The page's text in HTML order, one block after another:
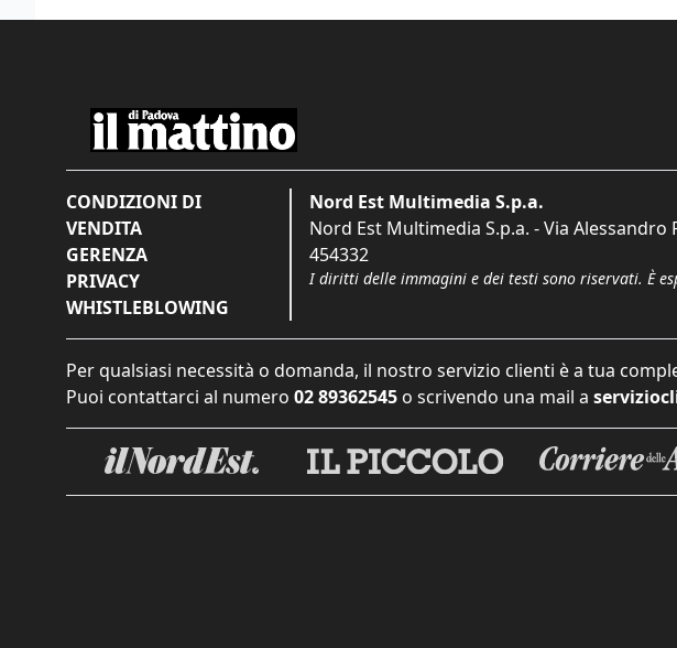
CONDIZIONI DI
VENDITA
GERENZA
PRIVACY
WHISTLEBLOWING
Nord Est Multimedia S.p.a.
Nord Est Multimedia S.p.a. - Via Alessandro
454332
I diritti delle immagini e dei testi sono riservati. È
Per qualsiasi necessità o domanda, il nostro servizio clienti è a tua
Puoi contattarci al numero 02 89362545 o scrivendo una mail a